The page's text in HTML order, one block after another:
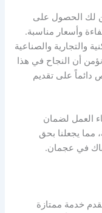
لك الحصول على
وأسعار مناسبة.
والتجارية والصناعية
أن النجاح في هذا
دائماً على تقديم
العمل لضمان
مما يجعلنا بحق
في عجمان.
خدمة ممتازة